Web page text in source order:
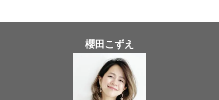
櫻田こずえ